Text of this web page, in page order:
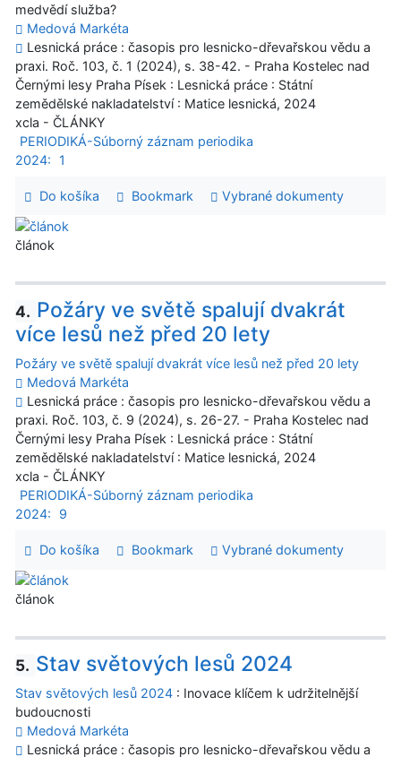
medvědí služba?
Medová Markéta
Lesnická práce : časopis pro lesnicko-dřevařskou vědu a
praxi. Roč. 103, č. 1 (2024), s. 38-42. - Praha Kostelec nad
Černými lesy Praha Písek : Lesnická práce : Státní
zemědělské nakladatelství : Matice lesnická, 2024
xcla - ČLÁNKY
PERIODIKÁ-Súborný záznam periodika
2024:
1
Do košíka Bookmark Vybrané dokumenty
článok
4. Požáry ve světě spalují dvakrát
více lesů než před 20 lety
Požáry ve světě spalují dvakrát více lesů než před 20 lety
Medová Markéta
Lesnická práce : časopis pro lesnicko-dřevařskou vědu a
praxi. Roč. 103, č. 9 (2024), s. 26-27. - Praha Kostelec nad
Černými lesy Praha Písek : Lesnická práce : Státní
zemědělské nakladatelství : Matice lesnická, 2024
xcla - ČLÁNKY
PERIODIKÁ-Súborný záznam periodika
2024:
9
Do košíka Bookmark Vybrané dokumenty
článok
5. Stav světových lesů 2024
Stav světových lesů 2024 : Inovace klíčem k udržitelnější
budoucnosti
Medová Markéta
Lesnická práce : časopis pro lesnicko-dřevařskou vědu a